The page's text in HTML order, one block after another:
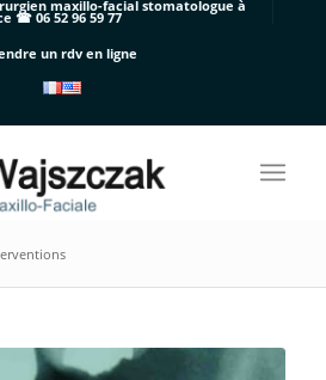
maxillo-facial stomatologue à
☎ 06 52 96 59 77
un rdv en ligne